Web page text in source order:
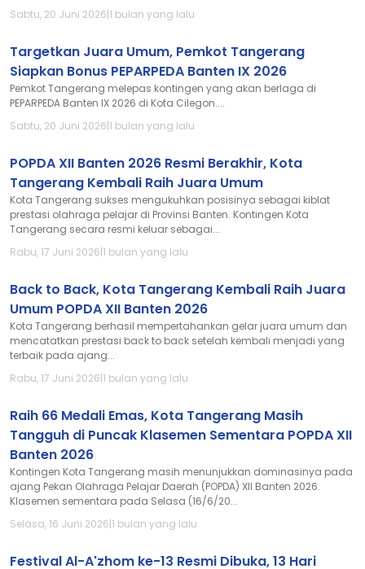
Sabtu, 20 Juni 2026|1 bulan yang lalu
Targetkan Juara Umum, Pemkot Tangerang
Siapkan Bonus PEPARPEDA Banten IX 2026
Pemkot Tangerang melepas kontingen yang akan berlaga di
PEPARPEDA Banten IX 2026 di Kota Cilegon....
Sabtu, 20 Juni 2026|1 bulan yang lalu
POPDA XII Banten 2026 Resmi Berakhir, Kota
Tangerang Kembali Raih Juara Umum
Kota Tangerang sukses mengukuhkan posisinya sebagai kiblat
prestasi olahraga pelajar di Provinsi Banten. Kontingen Kota
Tangerang secara resmi keluar sebagai...
Rabu, 17 Juni 2026|1 bulan yang lalu
Back to Back, Kota Tangerang Kembali Raih Juara
Umum POPDA XII Banten 2026
Kota Tangerang berhasil mempertahankan gelar juara umum dan
mencatatkan prestasi back to back setelah kembali menjadi yang
terbaik pada ajang...
Rabu, 17 Juni 2026|1 bulan yang lalu
Raih 66 Medali Emas, Kota Tangerang Masih
Tangguh di Puncak Klasemen Sementara POPDA XII
Banten 2026
Kontingen Kota Tangerang masih menunjukkan dominasinya pada
ajang Pekan Olahraga Pelajar Daerah (POPDA) XII Banten 2026.
Klasemen sementara pada Selasa (16/6/20...
Selasa, 16 Juni 2026|1 bulan yang lalu
Festival Al-A'zhom ke-13 Resmi Dibuka, 13 Hari